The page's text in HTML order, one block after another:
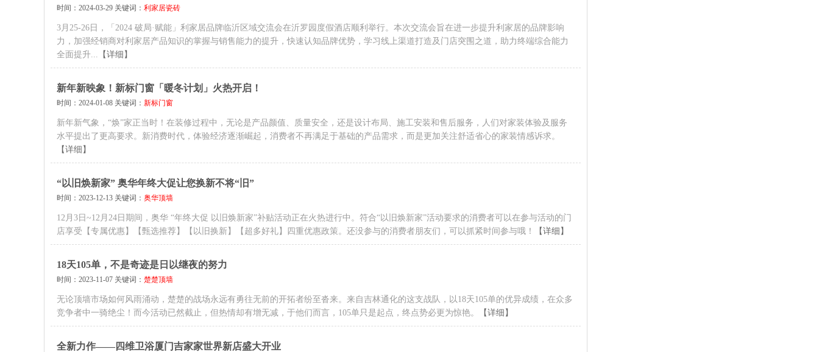
时间：2024-03-29 关键词： 利家居瓷砖
3月25-26日，「2024 破局·赋能」利家居品牌临沂区域交流会在沂罗园度假酒店顺利举行。本次交流会旨在进一步提升利家居的品牌影响
力，加强经销商对利家居产品知识的掌握与销售能力的提升，快速认知品牌优势，学习线上渠道打造及门店突围之道，助力终端综合能力
全面提升... 【详细】
新年新映象！新标门窗「暖冬计划」火热开启！
时间：2024-01-08 关键词： 新标门窗
新年新气象，“焕”家正当时！在装修过程中，无论是产品颜值、质量安全，还是设计布局、施工安装和售后服务，人们对家装体验及服务
水平提出了更高要求。新消费时代，体验经济逐渐崛起，消费者不再满足于基础的产品需求，而是更加关注舒适省心的家装情感诉求。
【详细】
“以旧焕新家” 奥华年终大促让您换新不将“旧”
时间：2023-12-13 关键词： 奥华顶墙
12月3日~12月24日期间，奥华 “年终大促 以旧焕新家”补贴活动正在火热进行中。符合“以旧焕新家”活动要求的消费者可以在参与活动的门
店享受【专属优惠】【甄选推荐】【以旧换新】【超多好礼】四重优惠政策。还没参与的消费者朋友们，可以抓紧时间参与哦！
【详细】
18天105单，不是奇迹是日以继夜的努力
时间：2023-11-07 关键词： 楚楚顶墙
无论顶墙市场如何风雨涌动，楚楚的战场永远有勇往无前的开拓者纷至沓来。来自吉林通化的这支战队，以18天105单的优异成绩，在众多
竞争者中一骑绝尘！而今活动已然截止，但热情却有增无减，于他们而言，105单只是起点，终点势必更为惊艳。
【详细】
全新力作——四维卫浴厦门吉家家世界新店盛大开业